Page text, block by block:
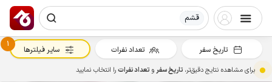
قشم
تاریخ سفر تعداد نفرات
1
سایر فیلترها
برای مشاهده نتایج دقیق‌تر، تاریخ سفرو تعداد نفراترا انتخاب نمایید